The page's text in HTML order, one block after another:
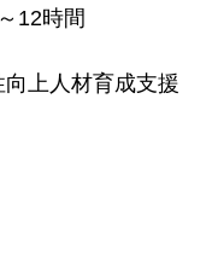
12時間
上人材育成支援